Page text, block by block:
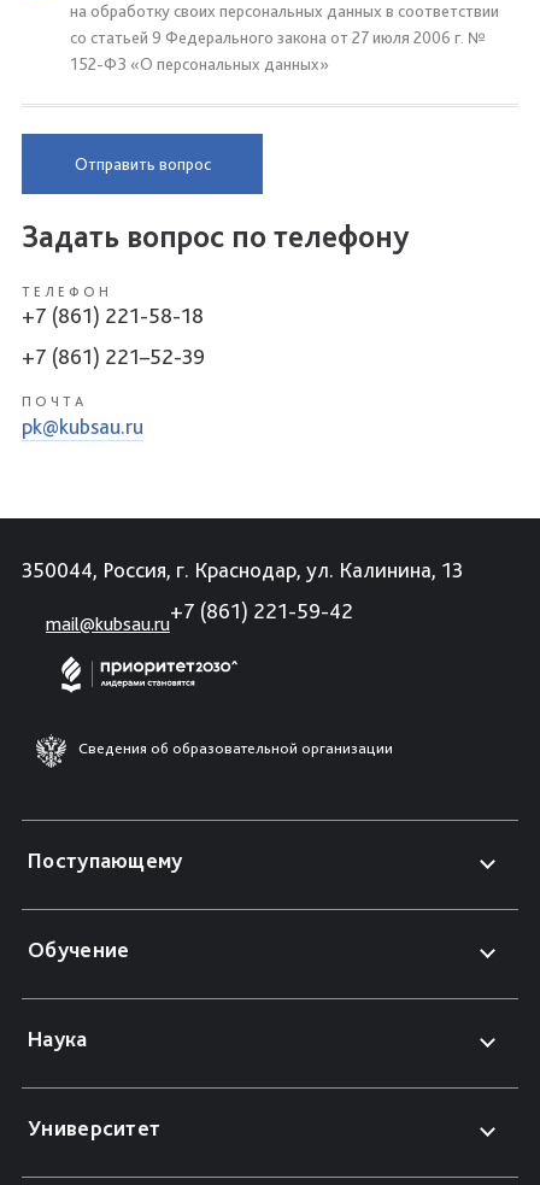
на обработку своих персональных данных в соответствии
со статьей 9 Федерального закона от 27 июля 2006 г. №
152-ФЗ «О персональных данных»
Отправить вопрос
Задать вопрос по телефону
ТЕЛЕФОН
+7 (861) 221-58-18
+7 (861) 221–52-39
ПОЧТА
pk@kubsau.ru
350044, Россия, г. Краснодар, ул. Калинина, 13
mail@kubsau.ru
+7 (861) 221-59-42
Сведения об образовательной организации
Поступающему
Обучение
Наука
Университет